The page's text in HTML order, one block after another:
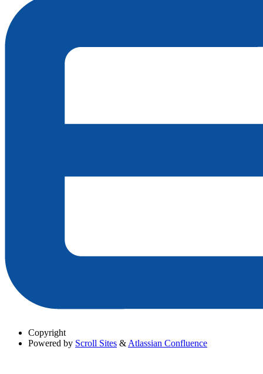
Copyright
Powered by Scroll Sites & Atlassian Confluence